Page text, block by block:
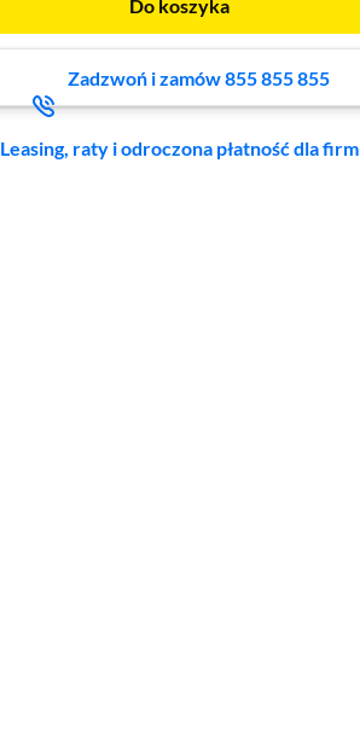
Do koszyka
Zadzwoń i zamów 855 855 855
Leasing, raty i odroczona płatność dla firm